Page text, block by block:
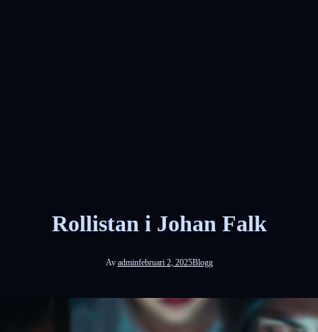
Rollistan i Johan Falk
Av adminfebruari 2, 2025Blogg